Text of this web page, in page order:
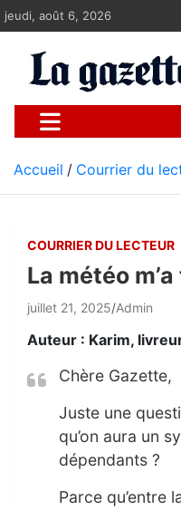
Aller
au
contenu
jeudi, août 6, 2026
La gazette
Pour les livreurs Uber,
Accueil Courrier du
COURRIER DU LECTEUR
La météo
juillet 21, 2025 Admin
Auteur : Karim,
Chère Gazette,
Juste une
qu’on aura un
dépendants ?
Parce qu’entre